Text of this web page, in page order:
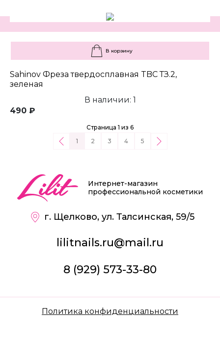
В корзину
Sahinov Фреза твердосплавная TBC ТЗ.2,
зеленая
В наличии: 1
490 ₽
Страница 1 из 6
1
2 3 4 5
Интернет-магазин
профессиональной косметики
г. Щелково, ул. Талсинская, 59/5
lilitnails.ru@mail.ru
8 (929) 573-33-80
Политика конфиденциальности